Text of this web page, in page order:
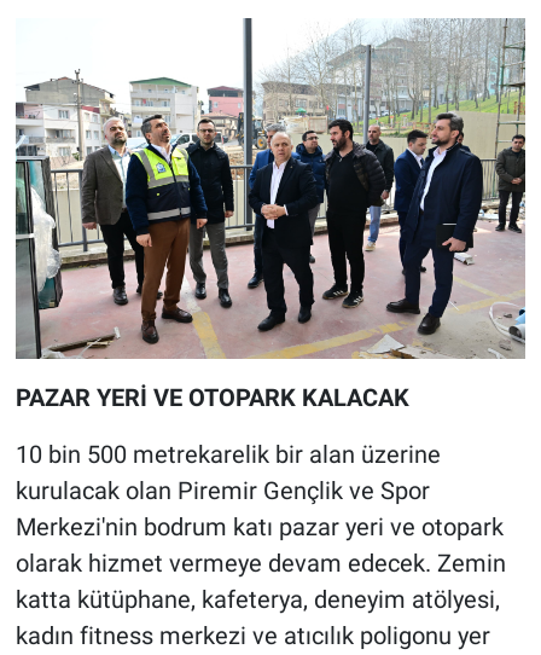
PAZAR YERİ VE OTOPARK KALACAK
10 bin 500 metrekarelik bir alan üzerine
kurulacak olan Piremir Gençlik ve Spor
Merkezi'nin bodrum katı pazar yeri ve otopark
olarak hizmet vermeye devam edecek. Zemin
katta kütüphane, kafeterya, deneyim atölyesi,
kadın fitness merkezi ve atıcılık poligonu yer